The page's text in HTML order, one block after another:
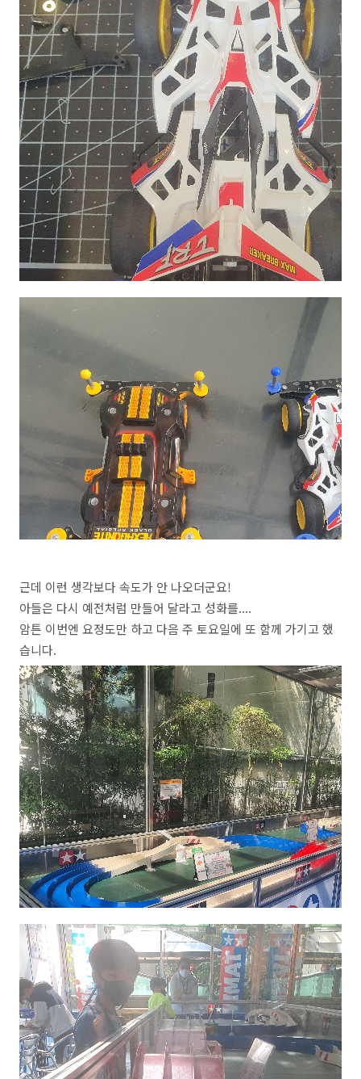
근데 이런 생각보다 속도가 안 나오더군요!
아들은 다시 예전처럼 만들어 달라고 성화를....
암튼 이번엔 요정도만 하고 다음 주 토요일에 또 함께 가기고 했
습니다.